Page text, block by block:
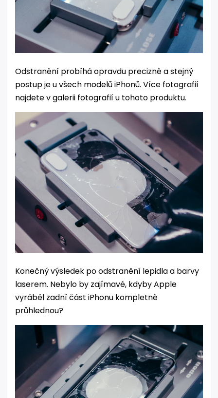
Odstranění probíhá opravdu precizně a stejný
postup je u všech modelů iPhonů. Více fotografií
najdete v galerii fotografií u tohoto produktu.
Konečný výsledek po odstranění lepidla a barvy
laserem. Nebylo by zajímavé, kdyby Apple
vyráběl zadní část iPhonu kompletně
průhlednou?